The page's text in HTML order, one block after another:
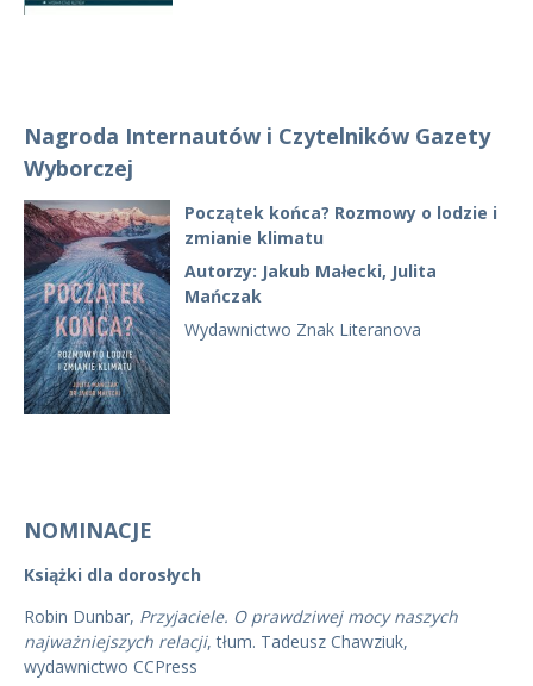
Nagroda Internautów i Czytelników Gazety
Wyborczej
Początek końca? Rozmowy o lodzie i
zmianie klimatu
Autorzy: Jakub Małecki, Julita
Mańczak
Wydawnictwo Znak Literanova
NOMINACJE
Książki dla dorosłych
Robin Dunbar, Przyjaciele. O prawdziwej mocy naszych
najważniejszych relacji, tłum. Tadeusz Chawziuk,
wydawnictwo CCPress